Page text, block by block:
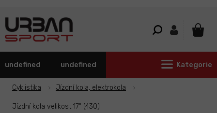
undefined undefined Kategorie
Cyklistika Jízdní kola, elektrokola
Jízdní kola velikost 17" (430)